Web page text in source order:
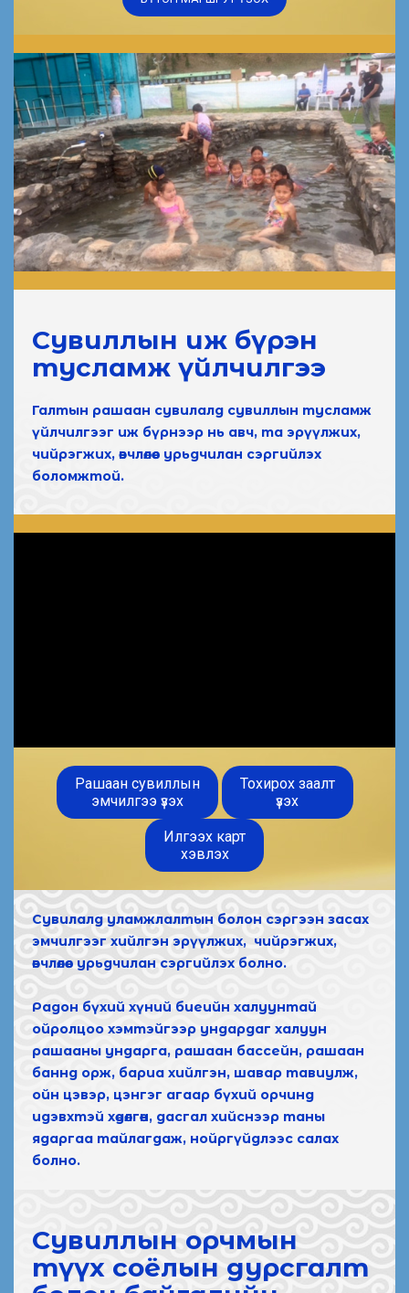
Сувиллын иж бүрэн
тусламж үйлчилгээ
Галтын рашаан сувилалд сувиллын тусламж
үйлчилгээг иж бүрнээр нь авч, та эрүүлжих,
чийрэгжих, өвчлөлөөс урьдчилан сэргийлэх
боломжтой.
Рашаан сувиллын
эмчилгээ үзэх
Тохирох заалт
үзэх
Илгээх карт
хэвлэх
Сувилалд уламжлалтын болон сэргээн засах
эмчилгээг хийлгэн эрүүлжих, чийрэгжих,
өвчлөлөөс урьдчилан сэргийлэх болно.
Радон бүхий хүний биеийн халуунтай
ойролцоо хэмтэйгээр ундардаг халуун
рашааны ундарга, рашаан бассейн, рашаан
баннд орж, бариа хийлгэн, шавар тавиулж,
ойн цэвэр, цэнгэг агаар бүхий орчинд
идэвхтэй хөдөлгөөн, дасгал хийснээр таны
ядаргаа тайлагдаж, нойргүйдлээс салах
болно.
Сувиллын орчмын
түүх соёлын дурсгалт